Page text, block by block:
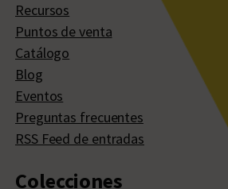
Recursos
Puntos de venta
Catálogo
Blog
Eventos
Preguntas frecuentes
RSS Feed de entradas
Colecciones